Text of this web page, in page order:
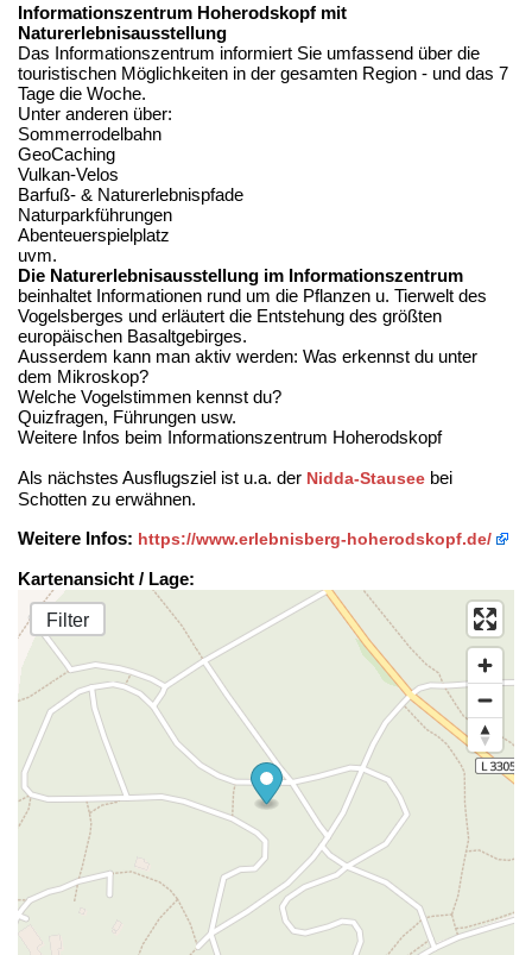
Informationszentrum Hoherodskopf mit
Naturerlebnisausstellung
Das Informationszentrum informiert Sie umfassend über die
touristischen Möglichkeiten in der gesamten Region - und das 7
Tage die Woche.
Unter anderen über:
Sommerrodelbahn
GeoCaching
Vulkan-Velos
Barfuß- & Naturerlebnispfade
Naturparkführungen
Abenteuerspielplatz
uvm.
Die Naturerlebnisausstellung im Informationszentrum
beinhaltet Informationen rund um die Pflanzen u. Tierwelt des
Vogelsberges und erläutert die Entstehung des größten
europäischen Basaltgebirges.
Ausserdem kann man aktiv werden: Was erkennst du unter
dem Mikroskop?
Welche Vogelstimmen kennst du?
Quizfragen, Führungen usw.
Weitere Infos beim Informationszentrum Hoherodskopf
Als nächstes Ausflugsziel ist u.a. der Nidda-Stausee bei
Schotten zu erwähnen.
Weitere Infos: https://www.erlebnisberg-hoherodskopf.de/
Kartenansicht / Lage:
Filter